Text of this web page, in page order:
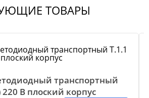
ТОВАРЫ
транспортный
В плоский корпус